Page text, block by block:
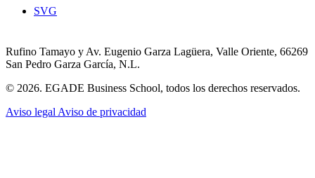
SVG
Rufino Tamayo y Av. Eugenio Garza Lagüera, Valle Oriente, 66269
San Pedro Garza García, N.L.
© 2026. EGADE Business School, todos los derechos reservados.
Aviso legal Aviso de privacidad